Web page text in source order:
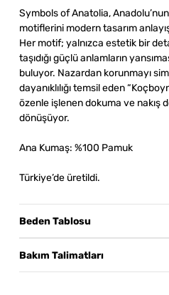
Symbols of Anatolia,
motiflerini modern tasarım
Her motif; yalnızca estetik bir
taşıdığı güçlü anlamların
buluyor. Nazardan korunmayı
dayanıklılığı temsil eden
özenle işlenen dokuma ve nakış
dönüşüyor.
Ana Kumaş: %100 Pamuk
Türkiye’de üretildi.
Beden Tablosu
Beden Tablosu
XS
Bakım Talimatları